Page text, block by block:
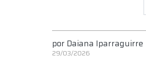
por Daiana Iparraguirre
29/03/2026